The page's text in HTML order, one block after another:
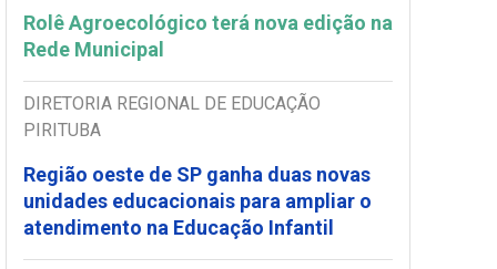
Rolê Agroecológico terá nova edição na
Rede Municipal
DIRETORIA REGIONAL DE EDUCAÇÃO
PIRITUBA
Região oeste de SP ganha duas novas
unidades educacionais para ampliar o
atendimento na Educação Infantil